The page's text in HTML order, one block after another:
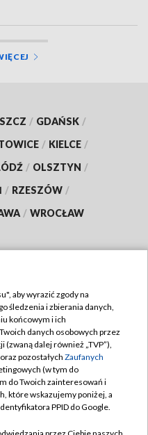
/ GDAŃSK /
/ KIELCE /
/ OLSZTYN /
/ RZESZÓW /
/ WROCŁAW
TVP
aby wyrazić zgody na
śledzenia i zbierania danych,
końcowym i ich
danych osobowych przez
(zwaną dalej również „TVP”),
oraz pozostałych Zaufanych
(w tym do
do Twoich zainteresowań i
które wskazujemy poniżej, a
PPID do Google.